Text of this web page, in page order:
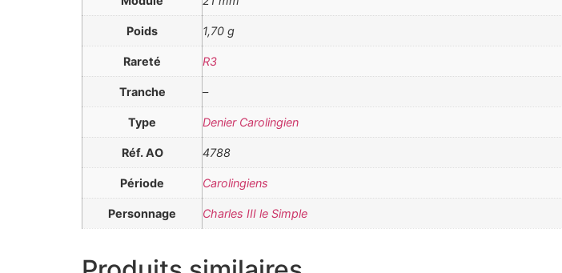
Poids 1,70 g
Rareté R3
Tranche –
Type Denier Carolingien
Réf. AO 4788
Période Carolingiens
Personnage Charles III le Simple